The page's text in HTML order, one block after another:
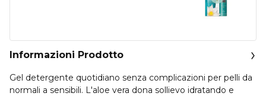
Informazioni Prodotto
Gel detergente quotidiano senza complicazioni per pelli da
normali a sensibili. L'aloe vera dona sollievo idratando e